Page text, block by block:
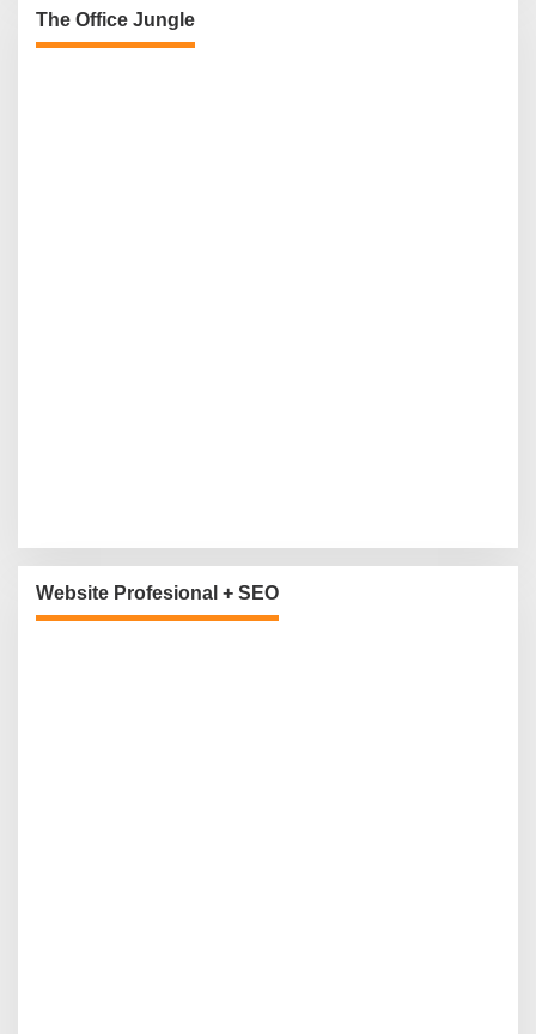
The Office Jungle
Website Profesional + SEO